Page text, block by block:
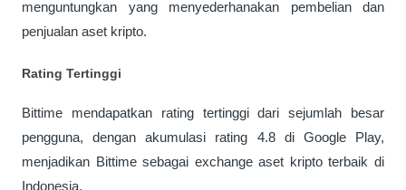
menguntungkan yang menyederhanakan pembelian dan
penjualan aset kripto.
Rating Tertinggi
Bittime mendapatkan rating tertinggi dari sejumlah besar
pengguna, dengan akumulasi rating 4.8 di Google Play,
menjadikan Bittime sebagai exchange aset kripto terbaik di
Indonesia.